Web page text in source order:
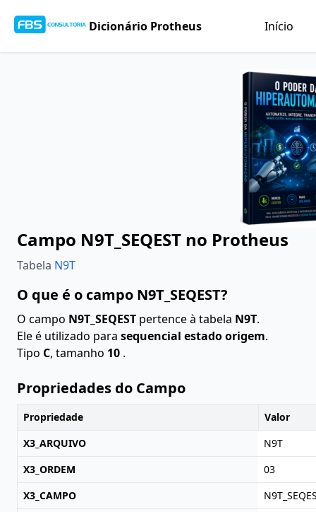
Dicionário Protheus Início
Campo N9T_SEQEST no Protheus
Tabela N9T
O que é o campo N9T_SEQEST?
O campo N9T_SEQEST pertence à tabela N9T.
Ele é utilizado para sequencial estado origem.
Tipo C, tamanho 10 .
Propriedades do Campo
Propriedade
Valor
X3_ARQUIVO
N9T
X3_ORDEM
03
X3_CAMPO